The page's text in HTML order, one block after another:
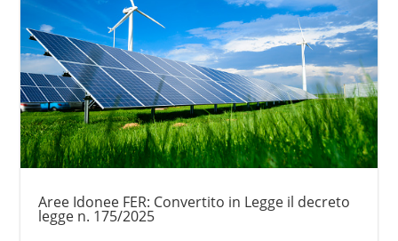
Aree Idonee FER: Convertito in Legge il decreto
legge n. 175/2025